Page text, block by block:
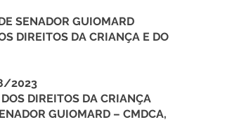
SENADOR GUIOMARD
DIREITOS DA CRIANÇA E DO
2023
DIREITOS DA CRIANÇA
GUIOMARD – CMDCA,